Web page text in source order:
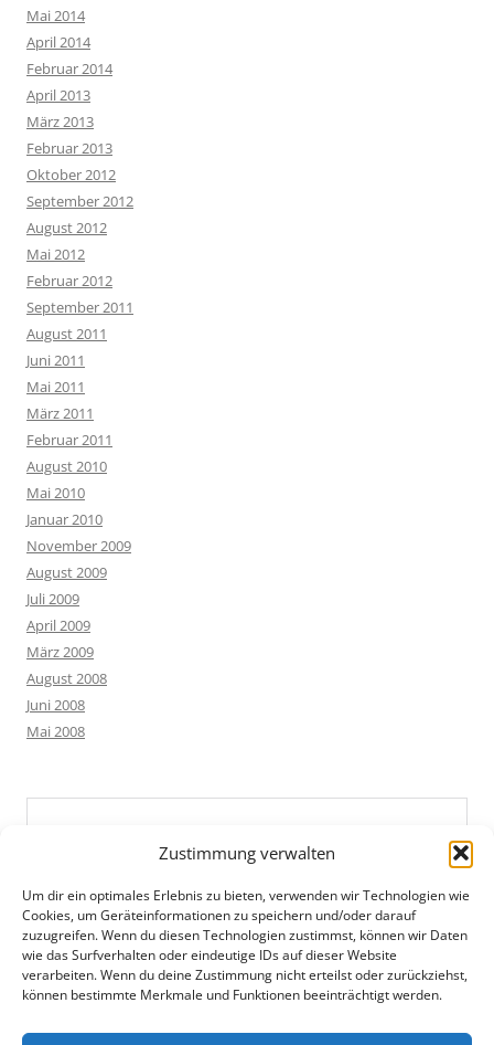
Zustimmung verwalten
Um dir ein optimales Erlebnis zu bieten, verwenden wir Technologien wie
Cookies, um Geräteinformationen zu speichern und/oder darauf
zuzugreifen. Wenn du diesen Technologien zustimmst, können wir Daten
wie das Surfverhalten oder eindeutige IDs auf dieser Website
verarbeiten. Wenn du deine Zustimmung nicht erteilst oder zurückziehst,
können bestimmte Merkmale und Funktionen beeinträchtigt werden.
Mai 2014
April 2014
Februar 2014
April 2013
März 2013
Februar 2013
Oktober 2012
September 2012
August 2012
Mai 2012
Februar 2012
September 2011
August 2011
Juni 2011
Mai 2011
März 2011
Februar 2011
August 2010
Mai 2010
Januar 2010
November 2009
August 2009
Juli 2009
April 2009
März 2009
August 2008
Juni 2008
Mai 2008